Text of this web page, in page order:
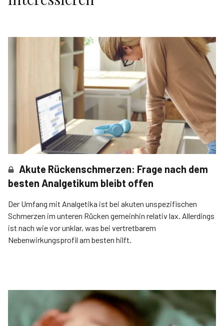
Akute Rückenschmerzen: Frage nach dem
besten Analgetikum bleibt offen
Der Umfang mit Analgetika ist bei akuten unspezifischen
Schmerzen im unteren Rücken gemeinhin relativ lax. Allerdings
ist nach wie vor unklar, was bei vertretbarem
Nebenwirkungsprofil am besten hilft.